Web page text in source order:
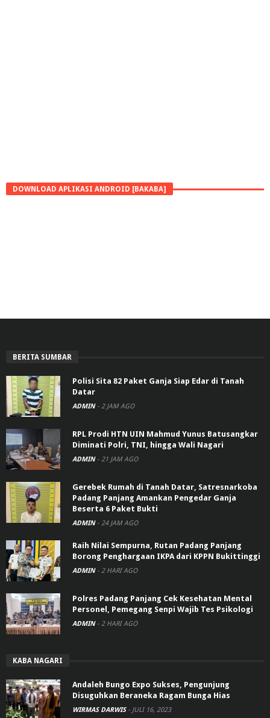
DOWNLOAD APLIKASI ANDROID [BAKABA]
BERITA SUMBAR
Polisi Sita 82 Paket Ganja Siap Edar di Tanah
Datar
ADMIN - 2 JAM AGO
RPL Prodi HTN UIN Mahmud Yunus Batusangkar
Diminati Polri, TNI, hingga Wali Nagari
ADMIN - 21 JAM AGO
Gerebek Rumah di Tanah Datar, Satresnarkoba
Padang Panjang Amankan Pengedar Ganja
Beserta 6 Paket Bukti
ADMIN - 24 JAM AGO
Raih Nilai Sempurna, Rutan Padang Panjang
Borong Penghargaan IKPA dari KPPN Bukittinggi
ADMIN - 2 HARI AGO
Polres Padang Panjang Cek Kesehatan Mental
Personel, Pemegang Senpi Wajib Tes Psikologi
ADMIN - 2 HARI AGO
KABA NAGARI
Andaleh Bungo Expo Sukses, Pengunjung
Disuguhkan Beraneka Ragam Bunga Hias
WIRMAS DARWIS - JULI 16, 2023